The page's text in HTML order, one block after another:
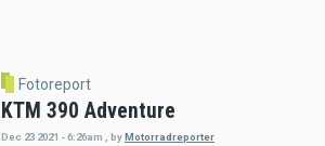
Fotoreport
KTM 390 Adventure
Dec 23 2021 - 6:26am , byMotorradreporter